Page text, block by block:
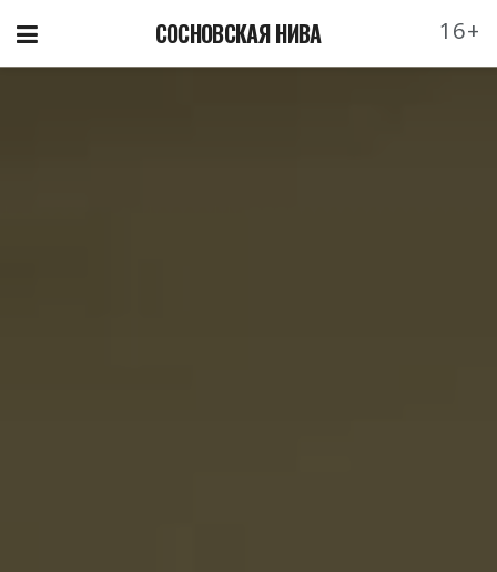
СОСНОВСКАЯ НИВА 16+